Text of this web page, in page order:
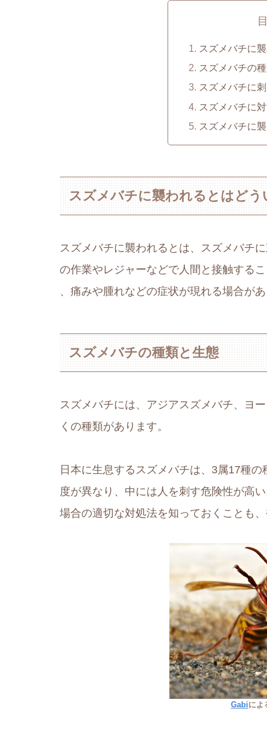
スズメバチに
スズメバチの
スズメバチに
スズメバチに
スズメバチに
スズメバチに襲われるとはどう
スズメバチに襲われるとは、スズメバチ
の作業やレジャーなどで人間と接触する
、痛みや腫れなどの症状が現れる場合があ
スズメバチの種類と生態
スズメバチには、アジアスズメバチ、ヨ
くの種類があります。
日本に生息するスズメバチは、3属17種
度が異なり、中には人を刺す危険性が高
場合の適切な対処法を知っておくことも
Gabiによ